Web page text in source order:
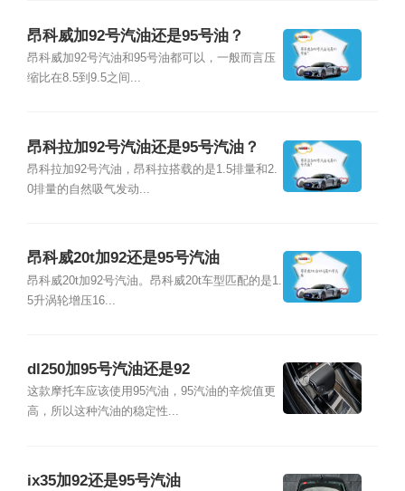
昂科威加92号汽油还是95号油？
昂科威加92号汽油和95号油都可以，一般而言压
缩比在8.5到9.5之间...
昂科拉加92号汽油还是95号汽油？
昂科拉加92号汽油，昂科拉搭载的是1.5排量和2.
0排量的自然吸气发动...
昂科威20t加92还是95号汽油
昂科威20t加92号汽油。昂科威20t车型匹配的是1.
5升涡轮增压16...
dl250加95号汽油还是92
这款摩托车应该使用95汽油，95汽油的辛烷值更
高，所以这种汽油的稳定性...
ix35加92还是95号汽油